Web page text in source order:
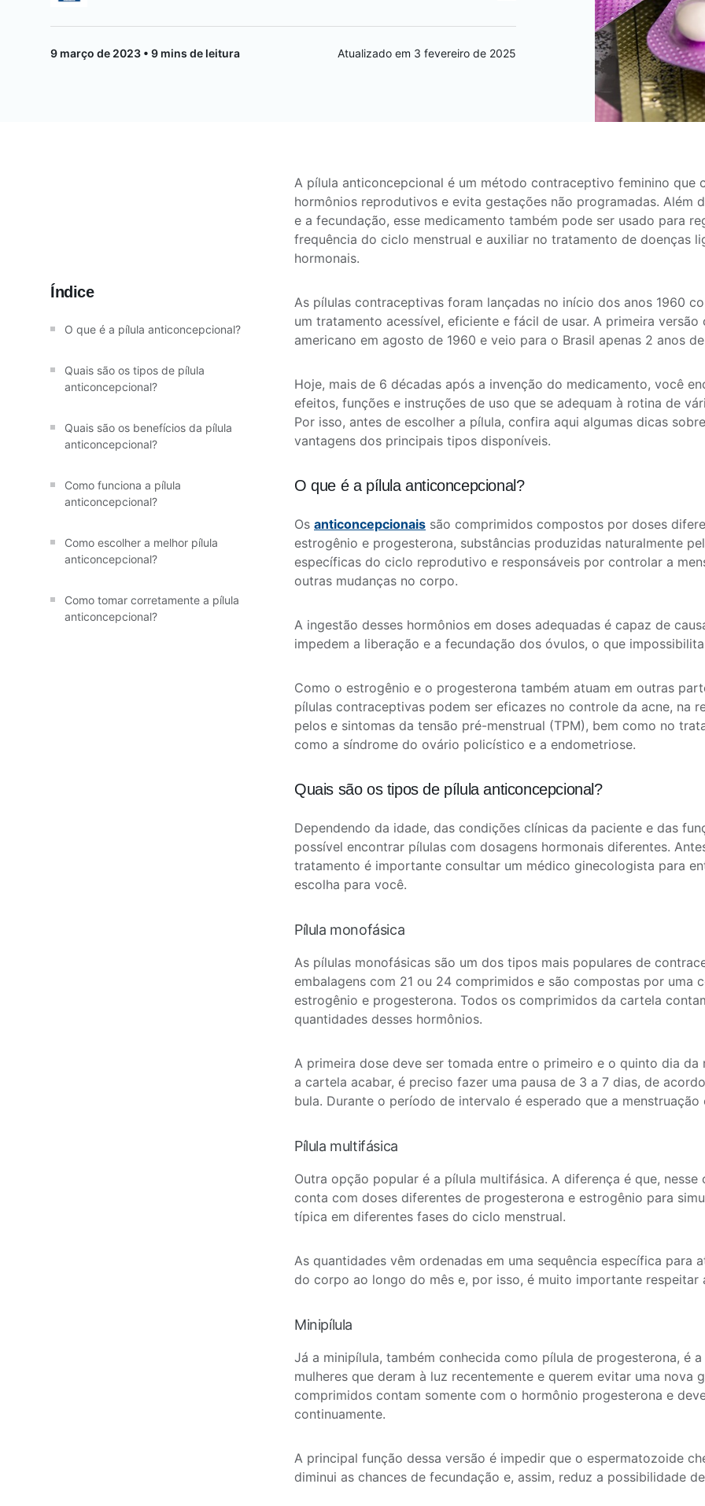
Saúde da mulher
9 março de 2023 • 9 mins de leitura Atualizado em 3 fevereiro de 2025
Índice
O que é a pílula anticoncepcional?
Quais são os tipos de pílula
anticoncepcional?
Quais são os benefícios da pílula
anticoncepcional?
Como funciona a pílula
anticoncepcional?
Como escolher a melhor pílula
anticoncepcional?
Como tomar corretamente a pílula
anticoncepcional?
A pílula anticoncepcional é um método contraceptivo feminino que
hormônios reprodutivos e evita gestações não programadas. Além
e a fecundação, esse medicamento também pode ser usado para
frequência do ciclo menstrual e auxiliar no tratamento de doenças
hormonais.
As pílulas contraceptivas foram lançadas no início dos anos 1960
um tratamento acessível, eficiente e fácil de usar. A primeira versão
americano em agosto de 1960 e veio para o Brasil apenas 2 anos
Hoje, mais de 6 décadas após a invenção do medicamento, você
efeitos, funções e instruções de uso que se adequam à rotina de
Por isso, antes de escolher a pílula, confira aqui algumas dicas
vantagens dos principais tipos disponíveis.
O que é a pílula anticoncepcional?
Os anticoncepcionais são comprimidos compostos por doses
estrogênio e progesterona, substâncias produzidas naturalmente
específicas do ciclo reprodutivo e responsáveis por controlar a
outras mudanças no corpo.
A ingestão desses hormônios em doses adequadas é capaz de
impedem a liberação e a fecundação dos óvulos, o que
Como o estrogênio e o progesterona também atuam em outras
pílulas contraceptivas podem ser eficazes no controle da acne, na
pelos e sintomas da tensão pré-menstrual (TPM), bem como no
como a síndrome do ovário policístico e a endometriose.
Quais são os tipos de pílula anticoncepcional?
Dependendo da idade, das condições clínicas da paciente e das
possível encontrar pílulas com dosagens hormonais diferentes.
tratamento é importante consultar um médico ginecologista para
escolha para você.
Pílula monofásica
As pílulas monofásicas são um dos tipos mais populares de
embalagens com 21 ou 24 comprimidos e são compostas por uma
estrogênio e progesterona. Todos os comprimidos da cartela
quantidades desses hormônios.
A primeira dose deve ser tomada entre o primeiro e o quinto dia da
a cartela acabar, é preciso fazer uma pausa de 3 a 7 dias, de
bula. Durante o período de intervalo é esperado que a
Pílula multifásica
Outra opção popular é a pílula multifásica. A diferença é que,
conta com doses diferentes de progesterona e estrogênio para
típica em diferentes fases do ciclo menstrual.
As quantidades vêm ordenadas em uma sequência específica para
do corpo ao longo do mês e, por isso, é muito importante respeitar
Minipílula
Já a minipílula, também conhecida como pílula de progesterona, é
mulheres que deram à luz recentemente e querem evitar uma nova
comprimidos contam somente com o hormônio progesterona e
continuamente.
A principal função dessa versão é impedir que o espermatozoide
diminui as chances de fecundação e, assim, reduz a possibilidade